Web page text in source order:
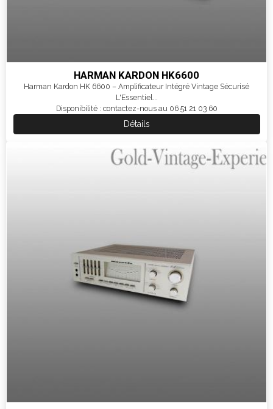
HARMAN KARDON HK6600
Harman Kardon HK 6600 – Amplificateur Intégré Vintage Sécurisé
L'Essentiel...
Disponibilité : contactez-nous au 06 51 21 03 60
Détails